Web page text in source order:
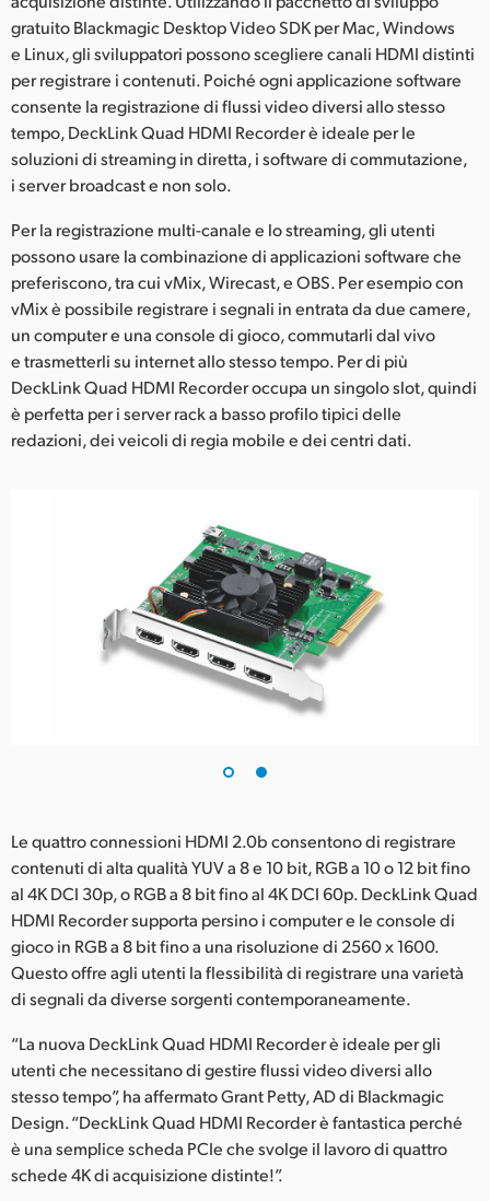
South Africa
Spain
Sweden
Chinese Taipei
Ukraine
United Kingdom
United States
gratuito Blackmagic Desktop Video SDK per Mac, Windows
e Linux, gli sviluppatori possono scegliere canali HDMI distinti
per registrare i contenuti. Poiché ogni applicazione software
consente la registrazione di flussi video diversi allo stesso
tempo, DeckLink Quad HDMI Recorder è ideale per le
soluzioni di streaming in diretta, i software di commutazione,
i server broadcast e non solo.
Per la registrazione multi-canale e lo streaming, gli utenti
possono usare la combinazione di applicazioni software che
preferiscono, tra cui vMix, Wirecast, e OBS. Per esempio con
vMix è possibile registrare i segnali in entrata da due camere,
un computer e una console di gioco, commutarli dal vivo
e trasmetterli su internet allo stesso tempo. Per di più
DeckLink Quad HDMI Recorder occupa un singolo slot, quindi
è perfetta per i server rack a basso profilo tipici delle
redazioni, dei veicoli di regia mobile e dei centri dati.
Le quattro connessioni HDMI 2.0b consentono di registrare
contenuti di alta qualità YUV a 8 e 10 bit, RGB a 10 o 12 bit fino
al 4K DCI 30p, o RGB a 8 bit fino al 4K DCI 60p. DeckLink Quad
HDMI Recorder supporta persino i computer e le console di
gioco in RGB a 8 bit fino a una risoluzione di 2560 x 1600.
Questo offre agli utenti la flessibilità di registrare una varietà
di segnali da diverse sorgenti contemporaneamente.
“La nuova DeckLink Quad HDMI Recorder è ideale per gli
utenti che necessitano di gestire flussi video diversi allo
stesso tempo”, ha affermato Grant Petty, AD di Blackmagic
Design. “DeckLink Quad HDMI Recorder è fantastica perché
è una semplice scheda PCIe che svolge il lavoro di quattro
schede 4K di acquisizione distinte!”.